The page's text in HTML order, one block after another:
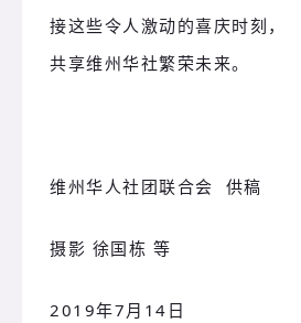
接这些令人激动的喜庆时刻，
共享维州华社繁荣未来。
维州华人社团联合会 供稿
摄影 徐国栋 等
2019年7月14日